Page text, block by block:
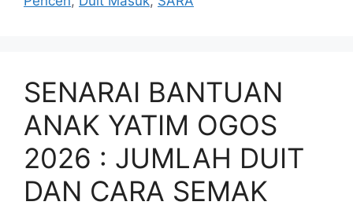
SENARAI BANTUAN
ANAK YATIM OGOS
2026 : JUMLAH DUIT
DAN CARA SEMAK